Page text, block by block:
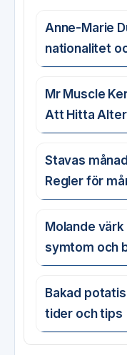
Anne-Marie
nationalitet
Mr Muscle
Att Hitta
Stavas
Regler för
Molande
symtom och
Bakad
tider och tips